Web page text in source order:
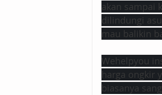
akan sampai
dilindungi
mau balikin
Wehelpyou
harga ongkir
biasanya